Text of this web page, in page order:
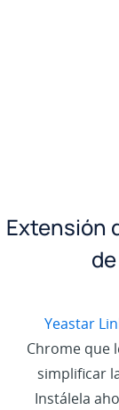
Extensión
Yeastar
Chrome que
simplificar
Instálela